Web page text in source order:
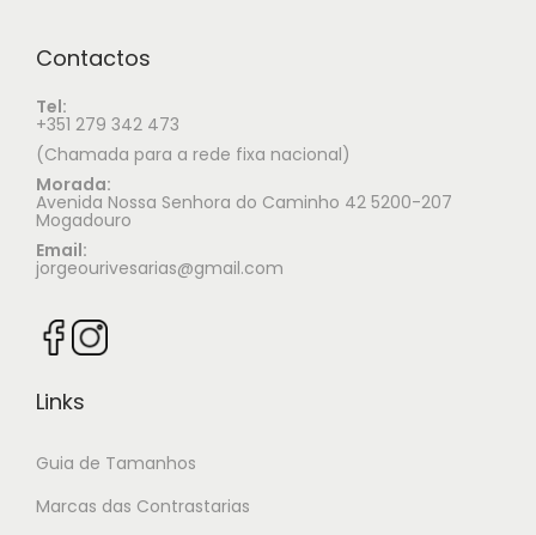
Contactos
Tel:
+351 279 342 473
(Chamada para a rede fixa nacional)
Morada:
Avenida Nossa Senhora do Caminho 42 5200-207
Mogadouro
Email:
jorgeourivesarias@gmail.com
Links
Guia de Tamanhos
Marcas das Contrastarias